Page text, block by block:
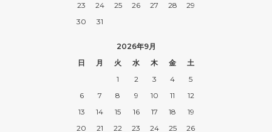
23
24 25 26 27 28
29
30
31
2026年9月
日
月 火 水 木 金
土
1
2 3 4
5
6
7 8 9 10 11
12
13
14 15 16 17 18
19
20
21 22 23 24 25
26